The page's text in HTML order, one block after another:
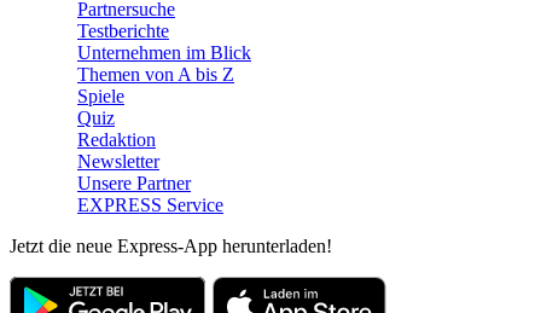
Partnersuche
Testberichte
Unternehmen im Blick
Themen von A bis Z
Spiele
Quiz
Redaktion
Newsletter
Unsere Partner
EXPRESS Service
Jetzt die neue Express-App herunterladen!